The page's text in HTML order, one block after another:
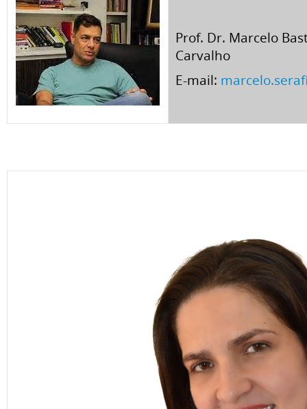
Prof. Dr. Marcelo
Carvalho
E-mail: